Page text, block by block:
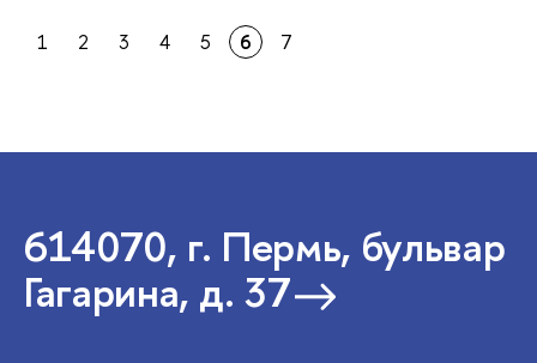
1 2 3 4 5 6 7
614070, г. Пермь, бульвар
Гагарина, д. 37